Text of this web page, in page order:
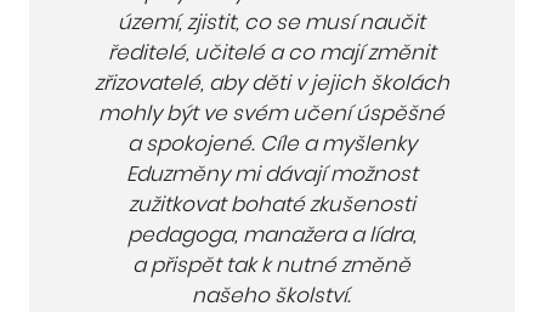
území, zjistit, co se musí naučit
ředitelé, učitelé a co mají změnit
zřizovatelé, aby děti v jejich školách
mohly být ve svém učení úspěšné
a spokojené. Cíle a myšlenky
Eduzměny mi dávají možnost
zužitkovat bohaté zkušenosti
pedagoga, manažera a lídra,
a přispět tak k nutné změně
našeho školství.